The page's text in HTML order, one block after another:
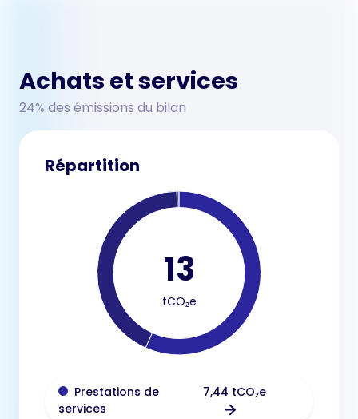
Achats et services
24% des émissions du bilan
Répartition
13
tCO₂e
Prestations de
services
7,44 tCO₂e